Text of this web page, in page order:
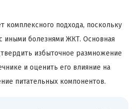
комплексного подхода, поскольку
иными болезнями ЖКТ. Основная
избыточное размножение
и оценить его влияние на
питательных компонентов.